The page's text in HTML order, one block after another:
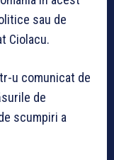
sau de
Ciolacu.
u comunicat de
de
scumpiri a